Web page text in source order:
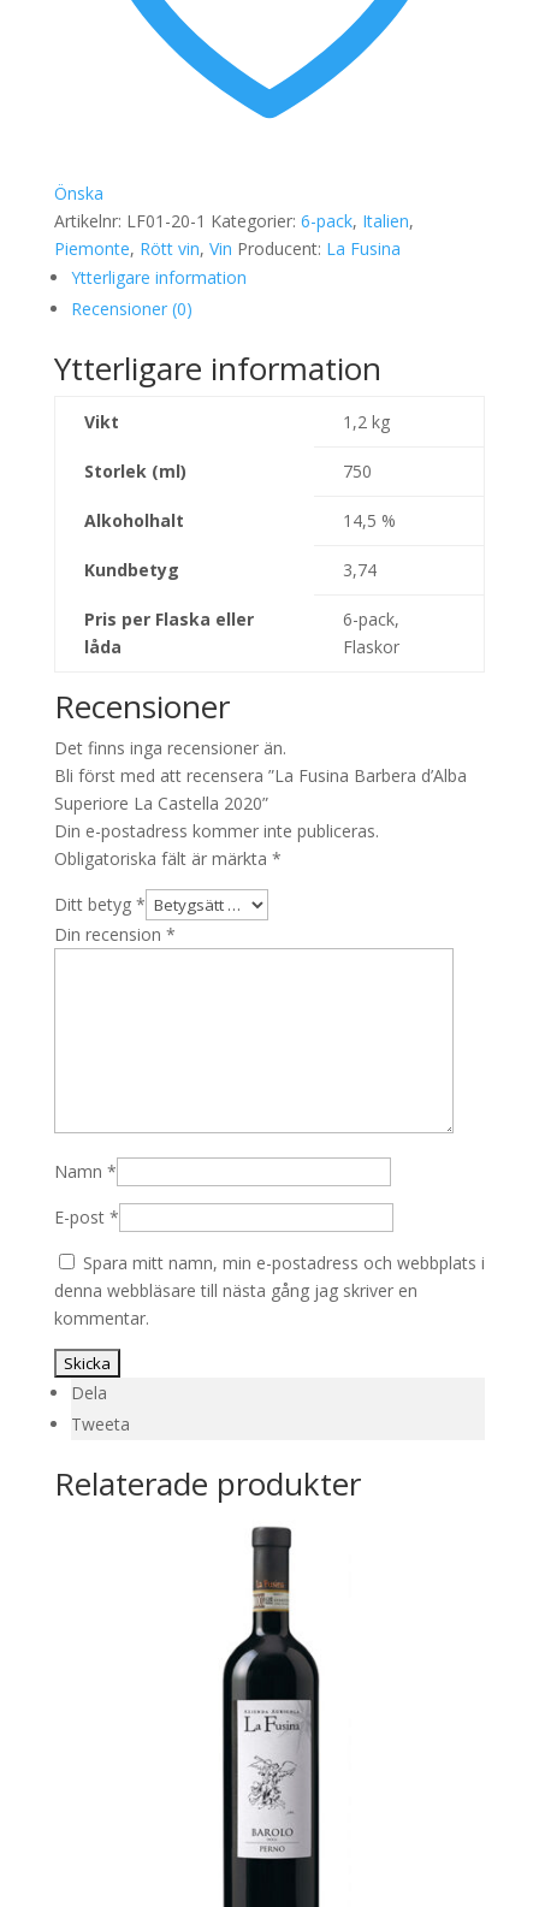
Önska
Artikelnr: LF01-20-1 Kategorier: 6-pack, Italien,
Piemonte, Rött vin, Vin Producent: La Fusina
Ytterligare information
Recensioner (0)
Ytterligare information
Vikt 1,2 kg
Storlek (ml) 750
Alkoholhalt 14,5 %
Kundbetyg 3,74
Pris per Flaska eller
låda
6-pack,
Flaskor
Recensioner
Det finns inga recensioner än.
Bli först med att recensera ”La Fusina Barbera d’Alba
Superiore La Castella 2020”
Din e-postadress kommer inte publiceras.
Obligatoriska fält är märkta *
Ditt betyg *
Din recension *
Namn *
E-post *
Spara mitt namn, min e-postadress och webbplats i
denna webbläsare till nästa gång jag skriver en
kommentar.
Dela
Tweeta
Relaterade produkter